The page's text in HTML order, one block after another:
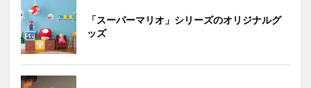
「スーパーマリオ」シリーズのオリジナルグ
ッズ